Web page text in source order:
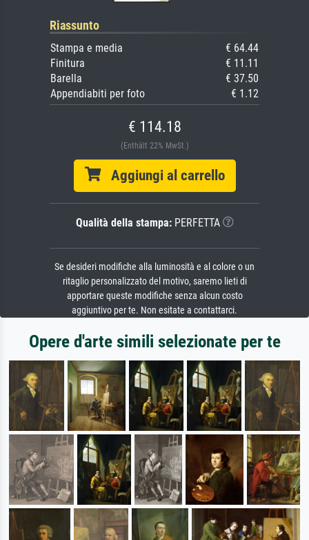
Riassunto
Stampa e media
€ 64.44
Finitura
€ 11.11
Barella
€ 37.50
Appendiabiti per foto
€ 1.12
€ 114.18
(Enthält 22% MwSt.)
Aggiungi al carrello
Qualità della stampa:PERFETTA
Se desideri modifiche alla luminosità e al colore o un
ritaglio personalizzato del motivo, saremo lieti di
apportare queste modifiche senza alcun costo
aggiuntivo per te. Non esitate a contattarci.
Opere d'arte simili selezionate per te